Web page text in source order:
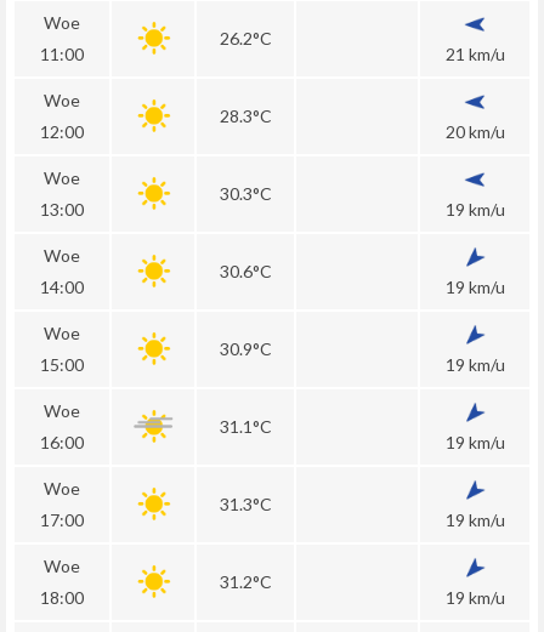
Woe
11:00
26.2°C
21 km/u
Woe
12:00
28.3°C
20 km/u
Woe
13:00
30.3°C
19 km/u
Woe
14:00
30.6°C
19 km/u
Woe
15:00
30.9°C
19 km/u
Woe
16:00
31.1°C
19 km/u
Woe
17:00
31.3°C
19 km/u
Woe
18:00
31.2°C
19 km/u